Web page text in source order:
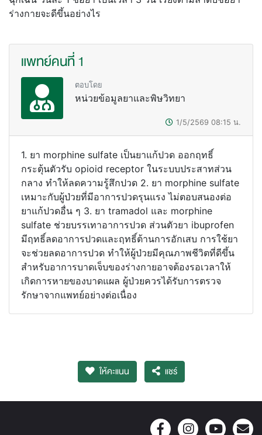
ร่างกายจะดีขึ้นอย่างไร
แพทย์คนที่ 1
ตอบโดย
หน่วยข้อมูลยาและพิษวิทยา
1/5/2569 08:15 น.
1. ยา morphine sulfate เป็นยาแก้ปวด ออกฤทธิ์
กระตุ้นตัวรับ opioid receptor ในระบบประสาทส่วน
กลาง ทำให้ลดความรู้สึกปวด 2. ยา morphine sulfate
เหมาะกับผู้ป่วยที่มีอาการปวดรุนแรง ไม่ตอบสนองต่อ
ยาแก้ปวดอื่น ๆ 3. ยา tramadol และ morphine
sulfate ช่วยบรรเทาอาการปวด ส่วนตัวยา ibuprofen
มีฤทธิ์ลดอาการปวดและฤทธิ์ต้านการอักเสบ การใช้ยา
จะช่วยลดอาการปวด ทำให้ผู้ป่วยมีคุณภาพชีวิตที่ดีขึ้น
สำหรับอาการบาดเจ็บของร่างกายอาจต้องรอเวลาให้
เกิดการหายของบาดแผล ผู้ป่วยควรได้รับการตรวจ
รักษาจากแพทย์อย่างต่อเนื่อง
ให้คะแนน แชร์